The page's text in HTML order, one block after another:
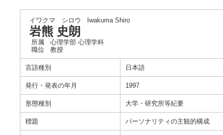
イワクマ シロウ Iwakuma Shiro
岩熊 史朗
所属
心理学部 心理学科
職位
教授
言語種別 日本語
発行・発表の年月 1997
形態種別 大学・研究所等紀要
標題 パーソナリティの主観的構成